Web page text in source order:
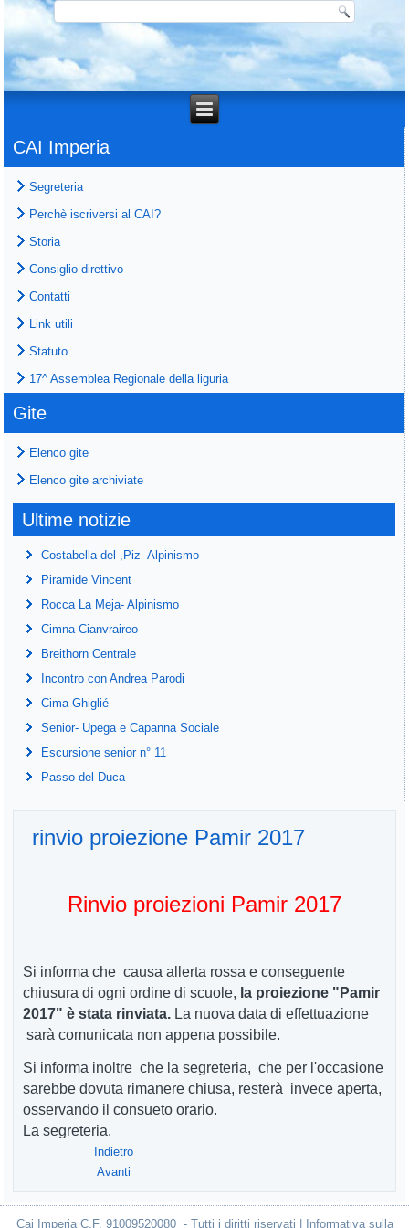
CAI Imperia
Segreteria
Perchè iscriversi al CAI?
Storia
Consiglio direttivo
Contatti
Link utili
Statuto
17^ Assemblea Regionale della liguria
Gite
Elenco gite
Elenco gite archiviate
Ultime notizie
Costabella del ,Piz- Alpinismo
Piramide Vincent
Rocca La Meja- Alpinismo
Cimna Cianvraireo
Breithorn Centrale
Incontro con Andrea Parodi
Cima Ghiglié
Senior- Upega e Capanna Sociale
Escursione senior n° 11
Passo del Duca
rinvio proiezione Pamir 2017
Rinvio proiezioni Pamir 2017
Si informa che causa allerta rossa e conseguente
chiusura di ogni ordine di scuole, la proiezione "Pamir
2017" è stata rinviata. La nuova data di effettuazione
sarà comunicata non appena possibile.
Si informa inoltre che la segreteria, che per l'occasione
sarebbe dovuta rimanere chiusa, resterà invece aperta,
osservando il consueto orario.
La segreteria.
Indietro
Avanti
Cai Imperia C.F. 91009520080 - Tutti i diritti riservati | Informativa sulla